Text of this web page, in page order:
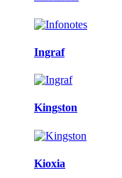
Ingraf
Kingston
Kioxia